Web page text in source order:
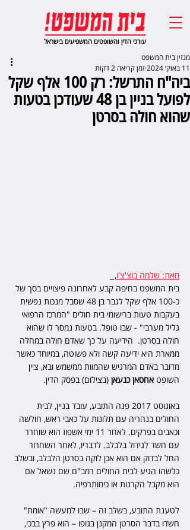
עורכי הדין והשופטים המשפיעים בישראל
ביה"ח התרשל: רק 100 אלף שקל
לפועל בניין בן 48 שעודכן בטעות
שהוא חולה בסרטן
מגזין בית המשפט
11 באוק׳ 2024
זמן קריאה 2 דקות
מאת: שלמה בוצ'צ'ו,
בית המשפט בחיפה קבע לאחרונה פיצויים בסך של
כ-100 אלף שקל לגבר בן 48 שסבל מנכות נפשית
בעקבות טעות ברישומי בית חולים "המרכז הרפואי
גליל מערבי" - שבו טופל. בטעות נמסר לו שהוא
חולה בסרטן.  הידיעה על כך שאדם חולה במחלה
ממארת היא ידיעה קשה ולא פשוטה, במיוחד כאשר
מדובר באדם המרגיש שהמוות ממשמש ובא, ציין
השופט אחסאן כנעאן (בצילום) בפסק הדין.
באוגוסט 2017 פנה התובע, עובד בניין, לבית
החולים בנהריה עם תלונות על כאבי ראש, חולשה
וכאבים בפרקים. לאחר 11 ימי אשפוז הוא שוחרר
עם חשד לגידול בלבלב. לדבריו, לאחר השחרור
החל לבדוק אם הוא אכן לוקה בסרטן הלבלב, ובשלב
כלשהו הגיע לבית החולים רמב"ם שם נשאל אם
הוא מקבל הקרנות או כימותרפיה.
לטענת התובע, בשלב זה – שבו למעשה "אומת"
חשדו בדבר הסרטן המקנן בגופו – הוא פרץ בבכי,